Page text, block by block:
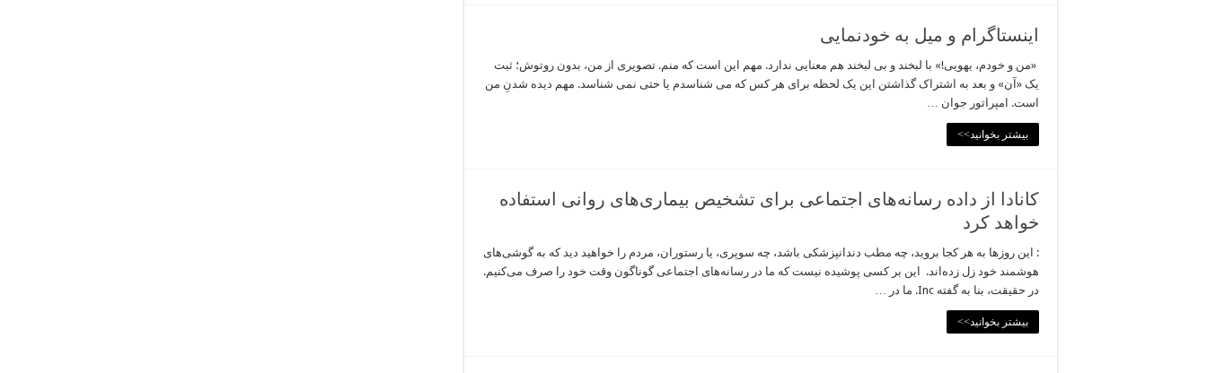
اینستاگرام و میل به خودنمایی
«من و خودم، یهویی!» با لبخند و بی لبخند هم معنایی ندارد. مهم این است که منم. تصویری از من، بدون روتوش؛ ثبت
یک «آن» و بعد به اشتراک گذاشتن این یک لحظه برای هر کس که می شناسدم یا حتی نمی شناسد. مهم دیده شدنِ من
است. امپراتور جوان …
بیشتر بخوانید>>
کانادا از داده رسانه‌های اجتماعی برای تشخیص بیماری‌های روانی استفاده
خواهد کرد
: این روزها به هر کجا بروید، چه مطب دندانپزشکی باشد، چه سوپری، یا رستوران، مردم را خواهید دید که به گوشی‌های
هوشمند خود زل زده‌اند. این بر کسی پوشیده نیست که ما در رسانه‌های اجتماعی گوناگون وقت خود را صرف می‌کنیم.
در حقیقت، بنا به گفته Inc. ما در …
بیشتر بخوانید>>